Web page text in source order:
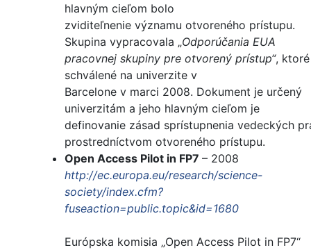
hlavným cieľom bolo
zviditeľnenie významu otvoreného prístupu.
Skupina vypracovala „Odporúčania EUA
pracovnej skupiny pre otvorený prístup“,
schválené na univerzite v
Barcelone v marci 2008. Dokument je určený
univerzitám a jeho hlavným cieľom je
definovanie zásad sprístupnenia vedeckých
prostredníctvom otvoreného prístupu.
Open Access Pilot in FP7 – 2008
http://ec.europa.eu/research/science-
society/index.cfm?
fuseaction=public.topic&id=1680
Európska komisia „Open Access Pilot in FP7“